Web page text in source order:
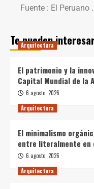
Fuente : El Peruano .
Te pueden interesar
Arquitectura
El patrimonio y la
Capital Mundial de la
6 agosto, 2026
Arquitectura
El minimalismo
entre literalmente en
6 agosto, 2026
Arquitectura